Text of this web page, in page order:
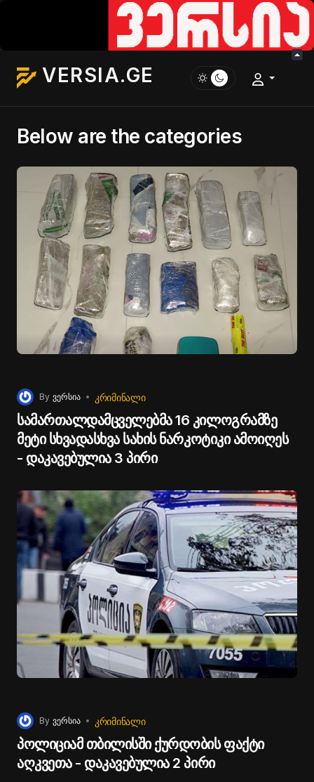
VERSIA.GE
Below are the categories
By ვერსია ᲙᲠᲘᲛᲘᲜᲐᲚᲘ
სამართალდამცველებმა 16 კილოგრამზე
მეტი სხვადასხვა სახის ნარკოტიკი ამოიღეს
- დაკავებულია 3 პირი
By ვერსია ᲙᲠᲘᲛᲘᲜᲐᲚᲘ
პოლიციამ თბილისში ქურდობის ფაქტი
აღკვეთა - დაკავებულია 2 პირი